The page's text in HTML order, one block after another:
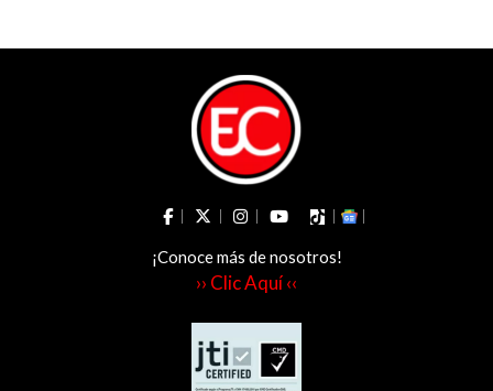
¡Conoce más de nosotros!
›› Clic Aquí ‹‹